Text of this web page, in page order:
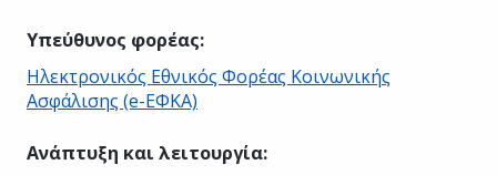
Υπεύθυνος φορέας:
Ηλεκτρονικός Εθνικός Φορέας Κοινωνικής
Ασφάλισης (e-ΕΦΚΑ)
Ανάπτυξη και λειτουργία: